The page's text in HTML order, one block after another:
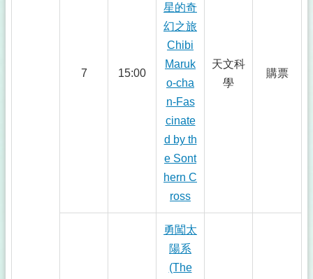
7 15:00
星的奇
幻之旅
Chibi
Maruk
o-cha
n-Fas
cinate
d by th
e Sont
hern C
ross
天文科
學
購票
勇闖太
陽系
(The